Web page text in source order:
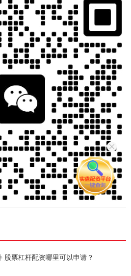
股票杠杆配资哪里可以申请？